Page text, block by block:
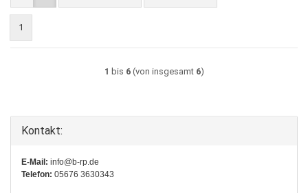
1
1 bis 6(von insgesamt 6)
Kontakt:
E-Mail: info@b-rp.de
Telefon: 05676 3630343